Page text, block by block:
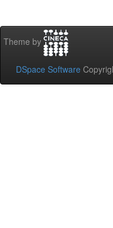
Theme by
DSpace Software